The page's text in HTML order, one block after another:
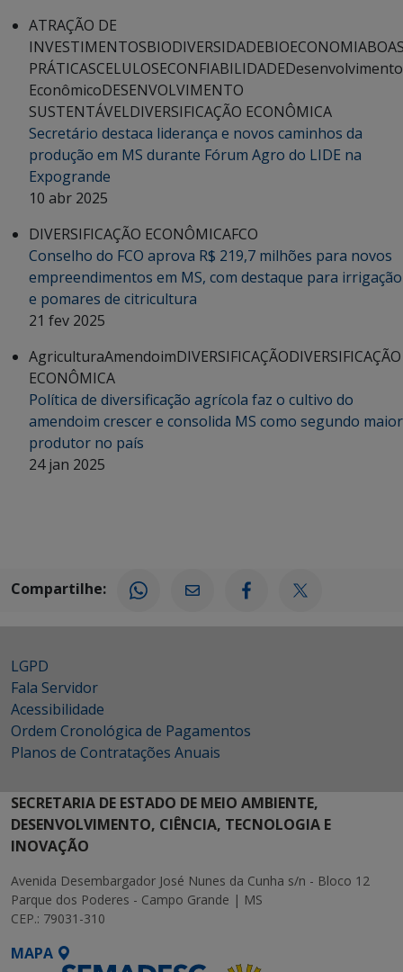
ATRAÇÃO DE
INVESTIMENTOSBIODIVERSIDADEBIOECONOMIA
PRÁTICASCELULOSECONFIABILIDADEDesenvolvimento
EconômicoDESENVOLVIMENTO
SUSTENTÁVELDIVERSIFICAÇÃO ECONÔMICA
Secretário destaca liderança e novos caminhos da
produção em MS durante Fórum Agro do LIDE na
Expogrande
10 abr 2025
DIVERSIFICAÇÃO ECONÔMICAFCO
Conselho do FCO aprova R$ 219,7 milhões para novos
empreendimentos em MS, com destaque para irrigação
e pomares de citricultura
21 fev 2025
AgriculturaAmendoimDIVERSIFICAÇÃODIVERSIFICAÇÃO
ECONÔMICA
Política de diversificação agrícola faz o cultivo do
amendoim crescer e consolida MS como segundo maior
produtor no país
24 jan 2025
Compartilhe:
LGPD
Fala Servidor
Acessibilidade
Ordem Cronológica de Pagamentos
Planos de Contratações Anuais
SECRETARIA DE ESTADO DE MEIO AMBIENTE,
DESENVOLVIMENTO, CIÊNCIA, TECNOLOGIA E
INOVAÇÃO
Avenida Desembargador José Nunes da Cunha s/n - Bloco 12
Parque dos Poderes - Campo Grande | MS
CEP.: 79031-310
MAPA